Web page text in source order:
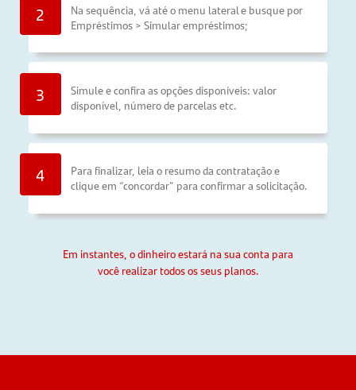
2
Na sequência, vá até o menu lateral e busque por
Empréstimos > Simular empréstimos;
3
Simule e confira as opções disponíveis: valor
disponível, número de parcelas etc.
4
Para finalizar, leia o resumo da contratação e
clique em “concordar” para confirmar a solicitação.
Em instantes, o dinheiro estará na sua conta para
você realizar todos os seus planos.